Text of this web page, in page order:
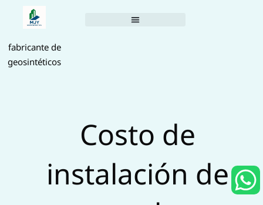
fabricante de
geosintéticos
Costo de
instalación de